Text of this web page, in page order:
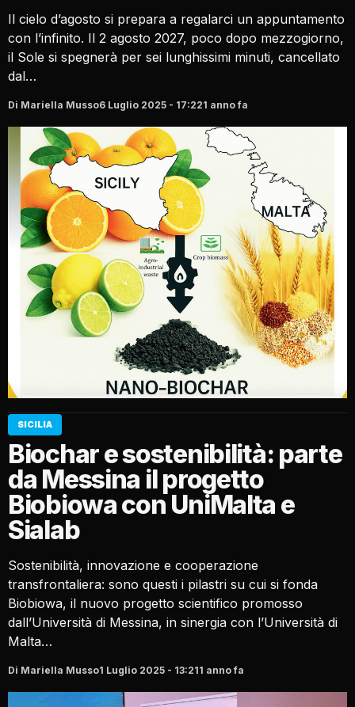
Il cielo d’agosto si prepara a regalarci un appuntamento
con l’infinito. Il 2 agosto 2027, poco dopo mezzogiorno,
il Sole si spegnerà per sei lunghissimi minuti, cancellato
dal…
Di Mariella Musso6 Luglio 2025 - 17:221 anno fa
SICILIA
Biochar e sostenibilità: parte
da Messina il progetto
Biobiowa con UniMalta e
Sialab
Sostenibilità, innovazione e cooperazione
transfrontaliera: sono questi i pilastri su cui si fonda
Biobiowa, il nuovo progetto scientifico promosso
dall’Università di Messina, in sinergia con l’Università di
Malta…
Di Mariella Musso1 Luglio 2025 - 13:211 anno fa